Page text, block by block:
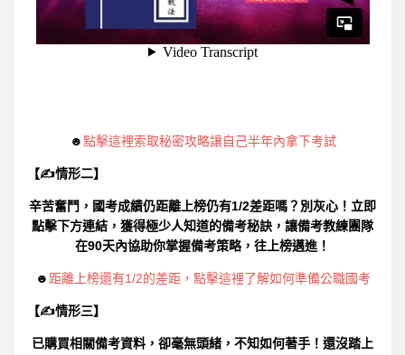
☻點擊這裡索取秘密攻略讓自己半年內拿下考試
【✍情形二】
辛苦奮鬥，國考成績仍距離上榜仍有1/2差距嗎？別灰心！立即
點擊下方連結，獲得極少人知道的備考秘訣，讓備考教練團隊
在90天內協助你掌握備考策略，往上榜邁進！
☻ 距離上榜還有1/2的差距，點擊這裡了解如何準備公職國考
【✍情形三】
已購買相關備考資料，卻毫無頭緒，不知如何著手！還沒踏上